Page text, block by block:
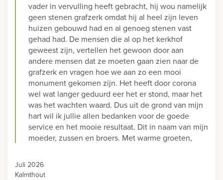
vader in vervulling heeft gebracht, hij wou namelijk
geen stenen grafzerk omdat hij al heel zijn leven
huizen gebouwd had en al genoeg stenen vast
gehad had. De mensen die al op het kerkhof
geweest zijn, vertellen het gewoon door aan
andere mensen dat ze moeten gaan zien naar de
grafzerk en vragen hoe we aan zo een mooi
monument gekomen zijn. Het heeft door corona
wel wat langer geduurd eer het er stond, maar het
was het wachten waard. Dus uit de grond van mijn
hart wil ik jullie allen bedanken voor de goede
service en het mooie resultaat. Dit in naam van mijn
moeder, zussen en broers. Met warme groeten,
Juli 2026
Kalmthout